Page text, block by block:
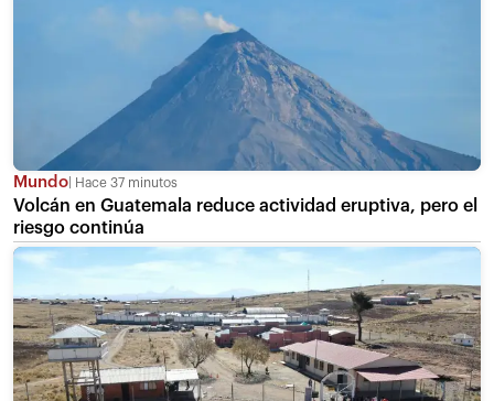
Mundo Hace 37 minutos
Volcán en Guatemala reduce actividad eruptiva, pero el
riesgo continúa